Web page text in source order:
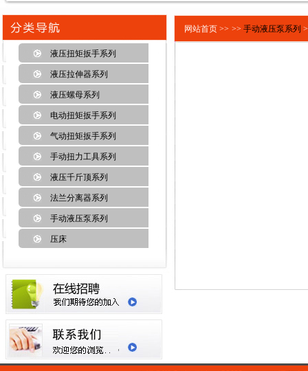
液压扭矩扳手系列
液压拉伸器系列
液压螺母系列
电动扭矩扳手系列
气动扭矩扳手系列
手动扭力工具系列
液压千斤顶系列
法兰分离器系列
手动液压泵系列
压床
网站首页 >> >> 手动液压泵系列